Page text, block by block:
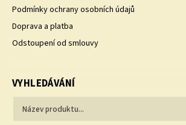
Podmínky ochrany osobních údajů
Doprava a platba
Odstoupení od smlouvy
VYHLEDÁVÁNÍ